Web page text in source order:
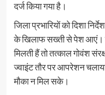
दर्ज किया गया है।
जिला प्रभारियों को दिशा
के खिलाफ सख्ती से पेश आएं।
मिलती हैं तो तत्काल गोवंश
ज्वाइंट तौर पर आपरेशन
मौका न मिल सके।